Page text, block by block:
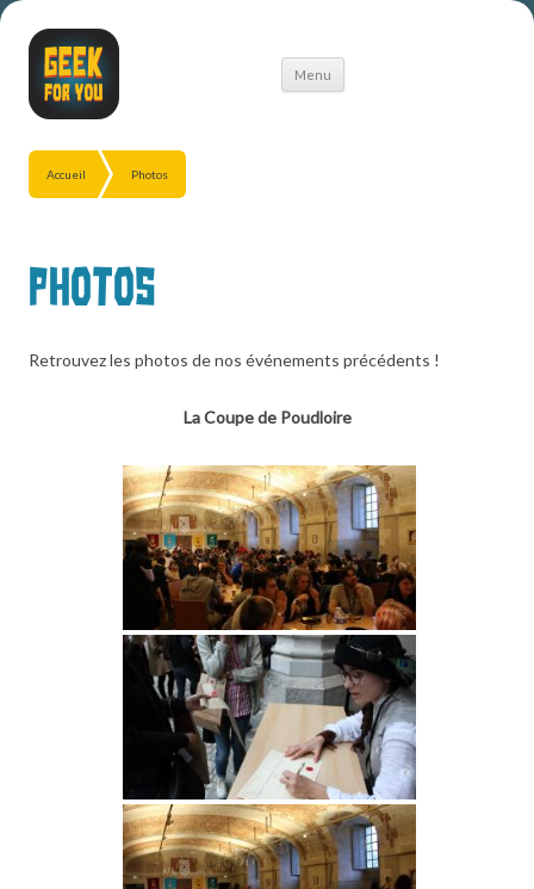
Menu
Aller
Accueil Photos
Photos
Retrouvez les photos de nos événements précédents !
La Coupe de Poudloire